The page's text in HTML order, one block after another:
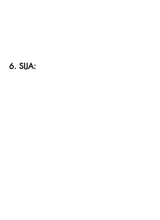
6. SIJA: